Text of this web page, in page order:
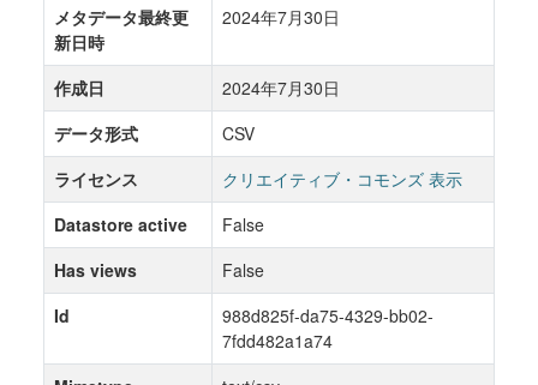
メタデータ最終更
新日時
2024年7月30日
作成日
2024年7月30日
データ形式
CSV
ライセンス
クリエイティブ・コモンズ 表示
Datastore active
False
Has views
False
Id
988d825f-da75-4329-bb02-
7fdd482a1a74